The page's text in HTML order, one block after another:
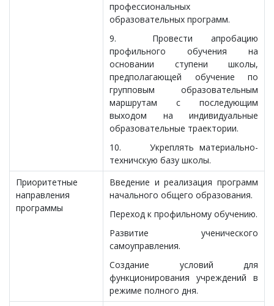
профессиональных
образовательных программ.
9. Провести апробацию
профильного обучения на
основании ступени школы,
предполагающей обучение по
групповым образовательным
маршрутам с последующим
выходом на индивидуальные
образовательные траектории.
10. Укреплять материально-
техничскую базу школы.
Приоритетные
направления
программы
Введение и реализация программ
начального общего образования.
Переход к профильному обучению.
Развитие ученического
самоуправления.
Создание условий для
функционирования учреждений в
режиме полного дня.